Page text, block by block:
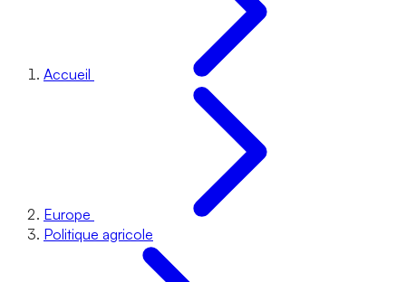
Accueil
Europe
Politique agricole